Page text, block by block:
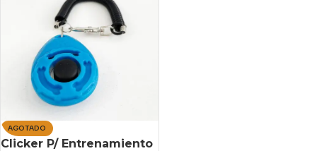
AGOTADO
Clicker P/ Entrenamiento